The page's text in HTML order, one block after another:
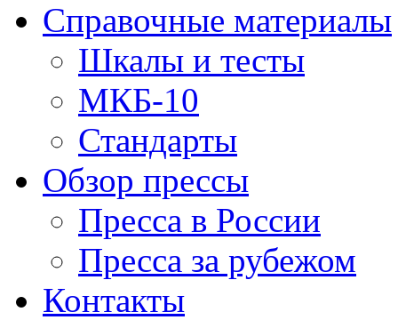
Справочные материалы
Шкалы и тесты
МКБ-10
Стандарты
Обзор прессы
Пресса в России
Пресса за рубежом
Контакты